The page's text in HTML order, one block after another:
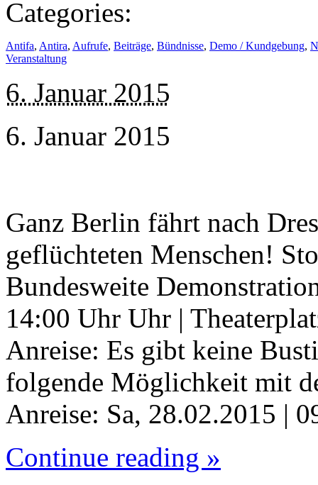
Categories:
Antifa, Antira, Aufrufe, Beiträge, Bündnisse, Demo / Kundgebung,
Veranstaltung
6. Januar 2015
6. Januar 2015
Ganz Berlin fährt nach
geflüchteten Menschen!
Bundesweite
14:00 Uhr Uhr |
Anreise: Es gibt keine
folgende Möglichkeit mit
Anreise: Sa, 28.02.2015 |
Continue reading »